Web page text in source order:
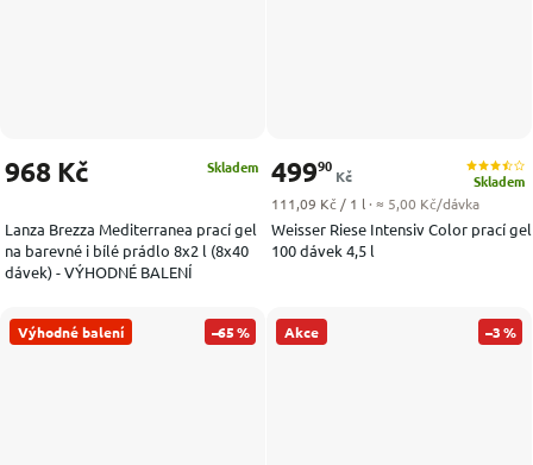
Lanza Brezza Mediterranea prací gel
na barevné i bílé prádlo 8x2 l (8x40
dávek) - VÝHODNÉ BALENÍ
Skladem
968 Kč
Weisser Riese Intensiv Color prací gel
100 dávek 4,5 l
Skladem
49990
Kč
Měrná cena:
111,09 Kč / 1 l · ≈ 5,00 Kč/dávka
Výhodné balení –65 % Akce –3 %